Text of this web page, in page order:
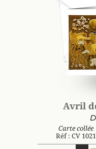
Avril
Carte collée
Réf : CV 1021